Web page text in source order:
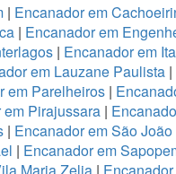
| Encanador em
| Encanador em
| Encanador em
em Lauzane Paulista |
em Parelheiros|
Pirajussara |
| Encanador em São
| Encanador em
Maria Zelia|